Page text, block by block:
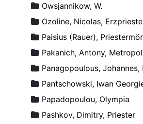
Owsjannikow, W.
Ozoline, Nicolas,
Paisius (Rauer),
Pakanich, Antony,
Panagopoulous, Johannes,
Pantschowski, Iwan
Papadopoulou, Olympia
Pashkov, Dimitry, Priester